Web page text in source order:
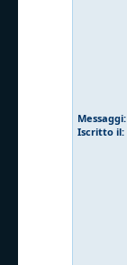
Messaggi:
Iscritto il: